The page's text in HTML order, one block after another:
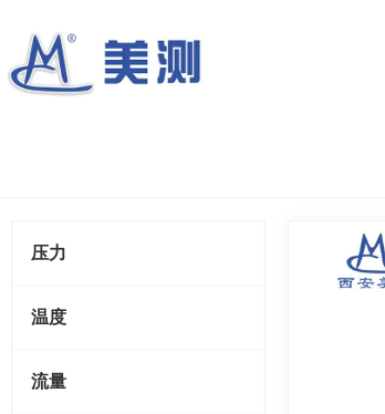
压力
温度
流量